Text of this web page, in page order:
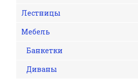
Лестницы
Мебель
Банкетки
Диваны